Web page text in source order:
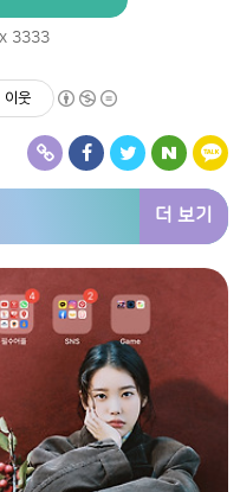
3333
이웃
더 보기